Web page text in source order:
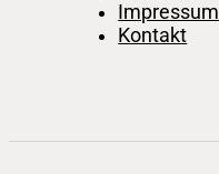
Impressum
Kontakt